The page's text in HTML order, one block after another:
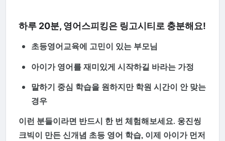
하루 20분, 영어스피킹은 링고시티 로 충분해요!
초등영어교육에 고민이 있는 부모님
아이가 영어를 재미있게 시작하길 바라는 가정
말하기 중심 학습을 원하지만 학원 시간이 안 맞는
경우
이런 분들이라면 반드시 한 번 체험해보세요. 웅진씽
크빅이 만든 신개념 초등 영어 학습, 이제 아이가 먼저